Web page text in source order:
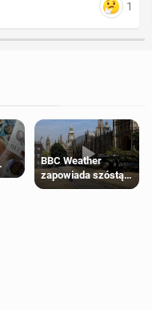
1
BBC Weather
zapowiada szóstą
falę upałów w